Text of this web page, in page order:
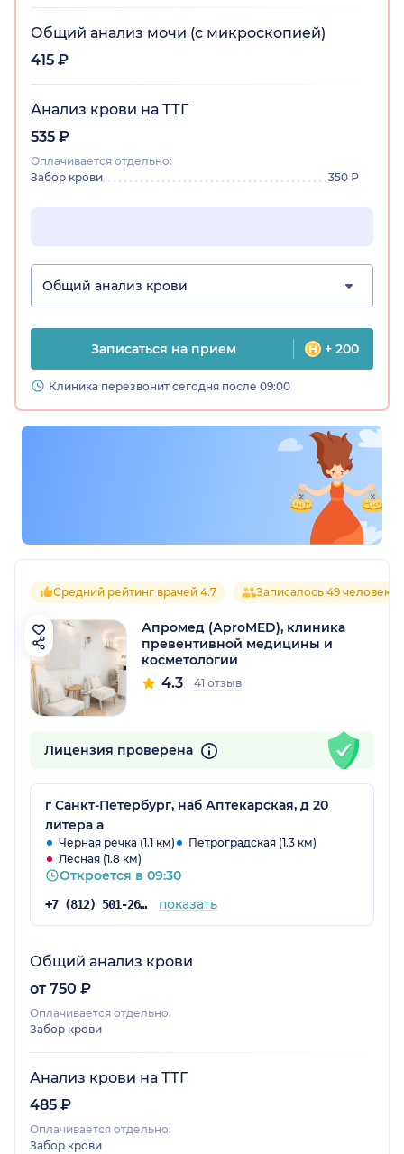
Общий анализ мочи (с микроскопией)
415 ₽
Анализ крови на ТТГ
535 ₽
Оплачивается отдельно:
Забор крови
350 ₽
Общий анализ крови
Записаться на прием + 200
Клиника перезвонит сегодня после 09:00
Средний рейтинг врачей 4.7 Записалось 49 человек
Апромед (АproMED), клиника
превентивной медицины и
косметологии
4.3 41 отзыв
Лицензия проверена
г Санкт-Петербург, наб Аптекарская, д 20
литера а
Черная речка (1.1 км)
Петроградская (1.3 км)
Лесная (1.8 км)
Откроется в 09:30
+7 (812) 501-26-03 показать
Общий анализ крови
от 750 ₽
Оплачивается отдельно:
Забор крови
Анализ крови на ТТГ
485 ₽
Оплачивается отдельно:
Забор крови